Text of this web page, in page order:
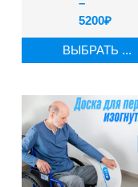
5200₽
ВЫБРАТЬ ...